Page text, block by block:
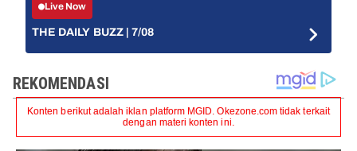
Live Now
THE DAILY BUZZ | 7/08